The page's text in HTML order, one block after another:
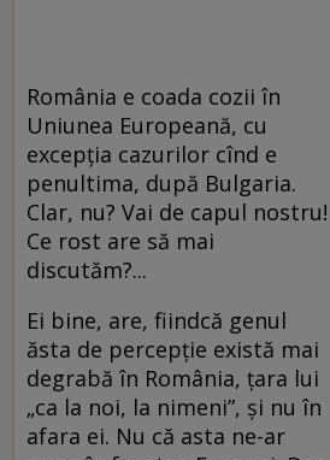
România e coada cozii în
Uniunea Europeană, cu
excepția cazurilor cînd e
penultima, după Bulgaria.
Clar, nu? Vai de capul nostru!
Ce rost are să mai
discutăm?...
Ei bine, are, fiindcă genul
ăsta de percepție există mai
degrabă în România, țara lui
„ca la noi, la nimeni”, și nu în
afara ei. Nu că asta ne-ar